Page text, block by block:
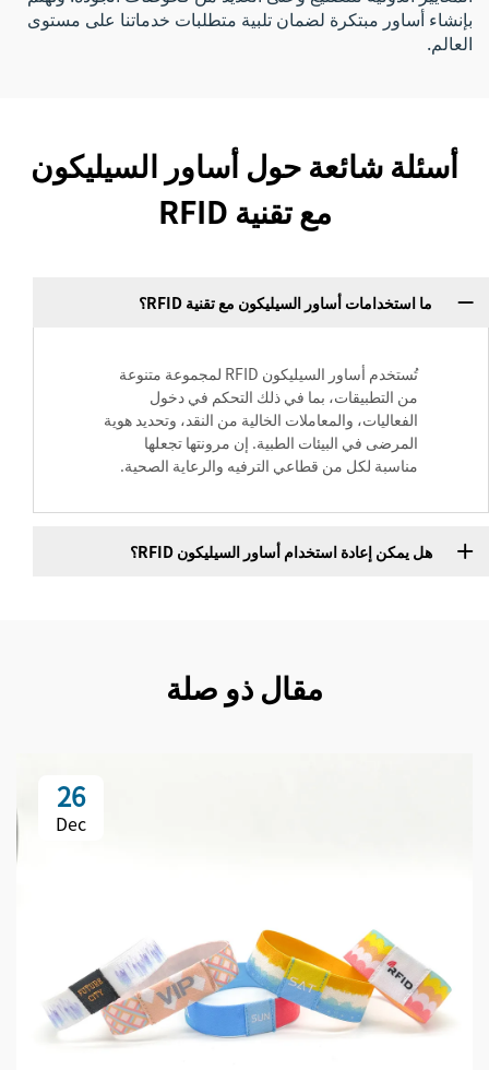
بإنشاء أساور مبتكرة لضمان تلبية متطلبات خدماتنا على مستوى
العالم.
أسئلة شائعة حول أساور السيليكون
مع تقنية RFID
ما استخدامات أساور السيليكون مع تقنية RFID؟
تُستخدم أساور السيليكون RFID لمجموعة متنوعة
من التطبيقات، بما في ذلك التحكم في دخول
الفعاليات، والمعاملات الخالية من النقد، وتحديد هوية
المرضى في البيئات الطبية. إن مرونتها تجعلها
مناسبة لكل من قطاعي الترفيه والرعاية الصحية.
هل يمكن إعادة استخدام أساور السيليكون RFID؟
مقال ذو صلة
26
Dec